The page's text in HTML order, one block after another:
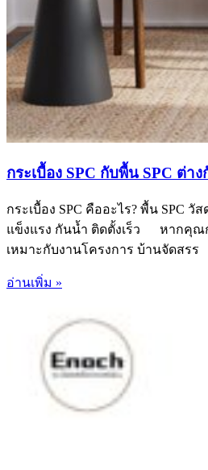
กระเบื้อง SPC กับพื้น SPC ต่า
กระเบื้อง SPC คืออะไร? พื้น SPC
แข็งแรง กันน้ำ ติดตั้งเร็ว หากคุณ
เหมาะกับงานโครงการ บ้านจัดสรร
อ่านเพิ่ม »